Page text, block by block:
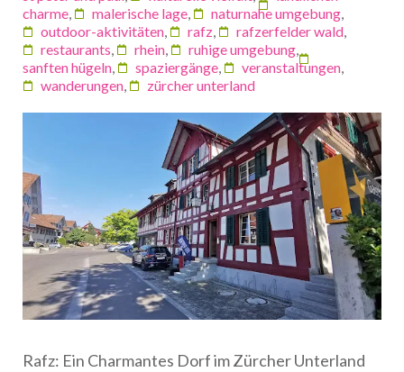
charme, malerische lage, naturnahe umgebung,
outdoor-aktivitäten, rafz, rafzerfelder wald,
restaurants, rhein, ruhige umgebung,
sanften hügeln, spaziergänge, veranstaltungen,
wanderungen, zürcher unterland
Rafz: Ein Charmantes Dorf im Zürcher Unterland